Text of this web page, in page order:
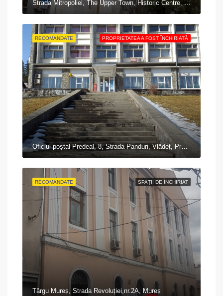
Strada Mitropoliei, The Upper Town, Historic Centre, Sibiu, 550179, Romania
PROPRIETATEA A FOST ÎNCHIRIATĂ
RECOMANDATE
Oficiul poștal Predeal, 8, Strada Panduri, Vlădeț, Predeal, Zona Metropolitană Brașov, Brașov, 505300, Romania
SPAȚII DE ÎNCHIRIAT
RECOMANDATE
Târgu Mureș, Strada Revoluției,nr.2A, Mureș